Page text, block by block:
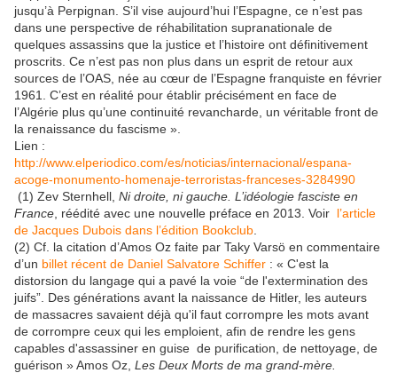
jusqu’à Perpignan. S’il vise aujourd’hui l’Espagne, ce n’est pas
dans une perspective de réhabilitation supranationale de
quelques assassins que la justice et l’histoire ont définitivement
proscrits. Ce n’est pas non plus dans un esprit de retour aux
sources de l’OAS, née au cœur de l’Espagne franquiste en février
1961. C’est en réalité pour établir précisément en face de
l’Algérie plus qu’une continuité revancharde, un véritable front de
la renaissance du fascisme ».
Lien :
http://www.elperiodico.com/es/noticias/internacional/espana-
acoge-monumento-homenaje-terroristas-franceses-3284990
(1) Zev Sternhell, Ni droite, ni gauche. L’idéologie fasciste en
France , réédité avec une nouvelle préface en 2013. Voir l’article
de Jacques Dubois dans l’édition Bookclub
(2) Cf. la citation d’Amos Oz faite par Taky Varsö en commentaire
d’un billet récent de Daniel Salvatore Schiffer : « C'est la
distorsion du langage qui a pavé la voie “de l'extermination des
juifs”. Des générations avant la naissance de Hitler, les auteurs
de massacres savaient déjà qu'il faut corrompre les mots avant
de corrompre ceux qui les emploient, afin de rendre les gens
capables d'assassiner en guise de purification, de nettoyage, de
guérison » Amos Oz, Les Deux Morts de ma grand-mère.